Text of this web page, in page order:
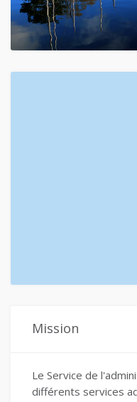
Mission
Le Service de
différents services